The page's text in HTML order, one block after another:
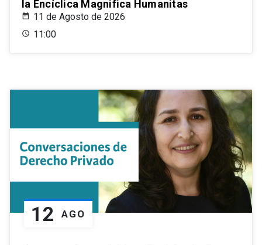
la Encíclica Magnifica Humanitas
11 de Agosto de 2026
11:00
12 AGO